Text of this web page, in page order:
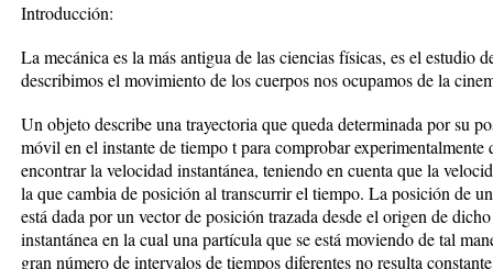
Introducción:
La mecánica es la más antigua de las ciencias físicas, es el estudio
describimos el movimiento de los cuerpos nos ocupamos de la
Un objeto describe una trayectoria que queda determinada por su
móvil en el instante de tiempo t para comprobar
encontrar la velocidad instantánea, teniendo en cuenta que la
la que cambia de posición al transcurrir el tiempo. La posición de
está dada por un vector de posición trazada desde el origen de
instantánea en la cual una partícula que se está moviendo de tal
gran número de intervalos de tiempos diferentes no resulta